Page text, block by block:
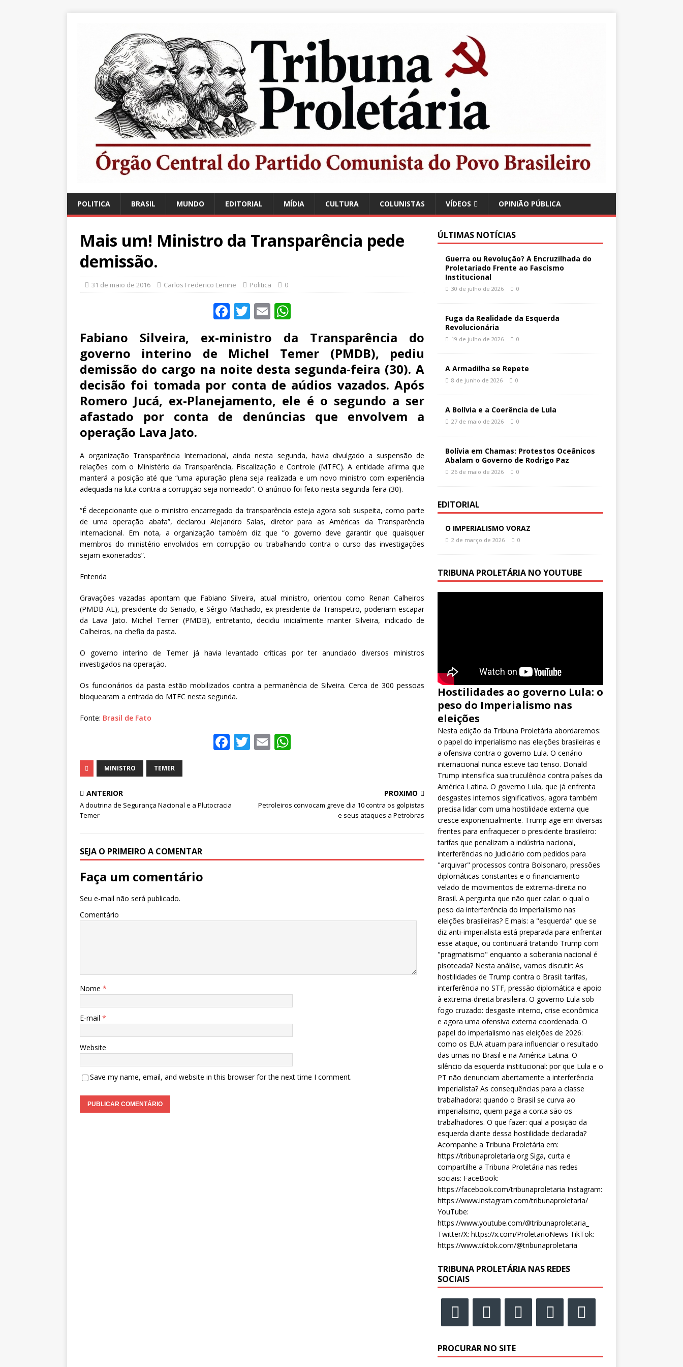
POLITICA BRASIL MUNDO EDITORIAL MÍDIA CULTURA COLUNISTAS VÍDEOS OPINIÃO PÚBLICA
Mais um! Ministro da Transparência pede
demissão.
31 de maio de 2016 Carlos Frederico Lenine Politica 0
F
a
c
e
b
o
o
T
it
te
r
E
ai
l
at
s
A
p
p
Fabiano Silveira, ex-ministro da Transparência do
governo interino de Michel Temer (PMDB), pediu
demissão do cargo na noite desta segunda-feira (30). A
decisão foi tomada por conta de aúdios vazados. Após
Romero Jucá, ex-Planejamento, ele é o segundo a ser
afastado por conta de denúncias que envolvem a
operação Lava Jato.
A organização Transparência Internacional, ainda nesta segunda, havia divulgado a suspensão de
relações com o Ministério da Transparência, Fiscalização e Controle (MTFC). A entidade afirma que
manterá a posição até que “uma apuração plena seja realizada e um novo ministro com experiência
adequada na luta contra a corrupção seja nomeado”. O anúncio foi feito nesta segunda-feira (30).
“É decepcionante que o ministro encarregado da transparência esteja agora sob suspeita, como parte
de uma operação abafa”, declarou Alejandro Salas, diretor para as Américas da Transparência
Internacional. Em nota, a organização também diz que “o governo deve garantir que quaisquer
membros do ministério envolvidos em corrupção ou trabalhando contra o curso das investigações
sejam exonerados”.
Entenda
Gravações vazadas apontam que Fabiano Silveira, atual ministro, orientou como Renan Calheiros
(PMDB-AL), presidente do Senado, e Sérgio Machado, ex-presidente da Transpetro, poderiam escapar
da Lava Jato. Michel Temer (PMDB), entretanto, decidiu inicialmente manter Silveira, indicado de
Calheiros, na chefia da pasta.
O governo interino de Temer já havia levantado críticas por ter anunciado diversos ministros
investigados na operação.
Os funcionários da pasta estão mobilizados contra a permanência de Silveira. Cerca de 300 pessoas
bloquearam a entrada do MTFC nesta segunda.
Fonte: Brasil de Fato
F
k
T
r
E
A
MINISTRO TEMER
ANTERIOR
A doutrina de Segurança Nacional e a Plutocracia
Temer
PRÓXIMO
Petroleiros convocam greve dia 10 contra os golpistas
e seus ataques a Petrobras
SEJA O PRIMEIRO A COMENTAR
Faça um comentário
Seu e-mail não será publicado.
Comentário
Nome *
E-mail *
Website
Save my name, email, and website in this browser for the next time I comment.
ÚLTIMAS NOTÍCIAS
Guerra ou Revolução? A Encruzilhada do
Proletariado Frente ao Fascismo
Institucional
30 de julho de 2026 0
Fuga da Realidade da Esquerda
Revolucionária
19 de julho de 2026 0
A Armadilha se Repete
8 de junho de 2026 0
A Bolívia e a Coerência de Lula
27 de maio de 2026 0
Bolívia em Chamas: Protestos Oceânicos
Abalam o Governo de Rodrigo Paz
26 de maio de 2026 0
EDITORIAL
O IMPERIALISMO VORAZ
2 de março de 2026 0
TRIBUNA PROLETÁRIA NO YOUTUBE
Hostilidades ao governo Lula: o
peso do Imperialismo nas
eleições
Nesta edição da Tribuna Proletária abordaremos:
o papel do imperialismo nas eleições brasileiras e
a ofensiva contra o governo Lula. O cenário
internacional nunca esteve tão tenso. Donald
Trump intensifica sua truculência contra países da
América Latina. O governo Lula, que já enfrenta
desgastes internos significativos, agora também
precisa lidar com uma hostilidade externa que
cresce exponencialmente. Trump age em diversas
frentes para enfraquecer o presidente brasileiro:
tarifas que penalizam a indústria nacional,
interferências no Judiciário com pedidos para
"arquivar" processos contra Bolsonaro, pressões
diplomáticas constantes e o financiamento
velado de movimentos de extrema-direita no
Brasil. A pergunta que não quer calar: o qual o
peso da interferência do imperialismo nas
eleições brasileiras? E mais: a "esquerda" que se
diz anti-imperialista está preparada para enfrentar
esse ataque, ou continuará tratando Trump com
"pragmatismo" enquanto a soberania nacional é
pisoteada? Nesta análise, vamos discutir: As
hostilidades de Trump contra o Brasil: tarifas,
interferência no STF, pressão diplomática e apoio
à extrema-direita brasileira. O governo Lula sob
fogo cruzado: desgaste interno, crise econômica
e agora uma ofensiva externa coordenada. O
papel do imperialismo nas eleições de 2026:
como os EUA atuam para influenciar o resultado
das urnas no Brasil e na América Latina. O
silêncio da esquerda institucional: por que Lula e o
PT não denunciam abertamente a interferência
imperialista? As consequências para a classe
trabalhadora: quando o Brasil se curva ao
imperialismo, quem paga a conta são os
trabalhadores. O que fazer: qual a posição da
esquerda diante dessa hostilidade declarada?
Acompanhe a Tribuna Proletária em:
https://tribunaproletaria.org Siga, curta e
compartilhe a Tribuna Proletária nas redes
sociais: FaceBook:
https://facebook.com/tribunaproletaria Instagram:
https://www.instagram.com/tribunaproletaria/
YouTube:
https://www.youtube.com/@tribunaproletaria_
Twitter/X: https://x.com/ProletarioNews TikTok:
https://www.tiktok.com/@tribunaproletaria
TRIBUNA PROLETÁRIA NAS REDES
SOCIAIS
PROCURAR NO SITE